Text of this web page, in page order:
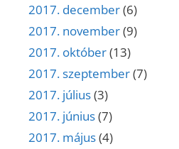
2017. december(6)
2017. november(9)
2017. október(13)
2017. szeptember(7)
2017. július(3)
2017. június(7)
2017. május(4)